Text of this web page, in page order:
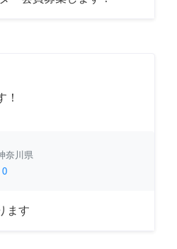
！
奈川県
0
ます